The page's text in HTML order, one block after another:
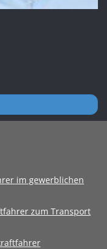
im gewerblichen
zum Transport